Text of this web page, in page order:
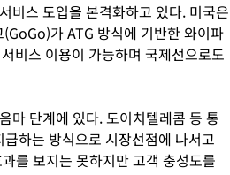
비스 도입을 본격화하고 있다. 미국은
가 ATG 방식에 기반한 와이파
비스 이용이 가능하며 국제선으로도
마 단계에 있다. 도이치텔레콤 등 통
하는 방식으로 시장선점에 나서고
를 보지는 못하지만 고객 충성도를